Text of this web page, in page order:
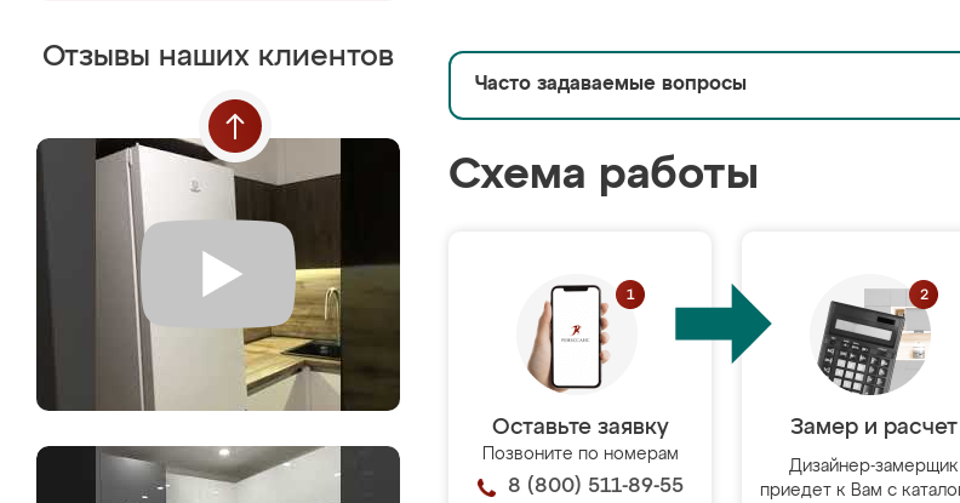
Отзывы наших клиентов
Часто задаваемые вопросы
Схема работы
Оставьте заявку
Позвоните по номерам
8 (800) 511-89-55
Замер и расчет
Дизайнер-замерщик
приедет к Вам с